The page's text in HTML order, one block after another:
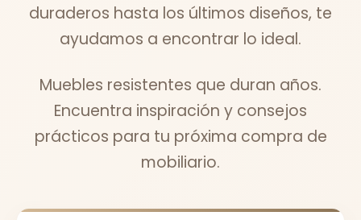
duraderos hasta los últimos diseños, te
ayudamos a encontrar lo ideal.
Muebles resistentes que duran años.
Encuentra inspiración y consejos
prácticos para tu próxima compra de
mobiliario.